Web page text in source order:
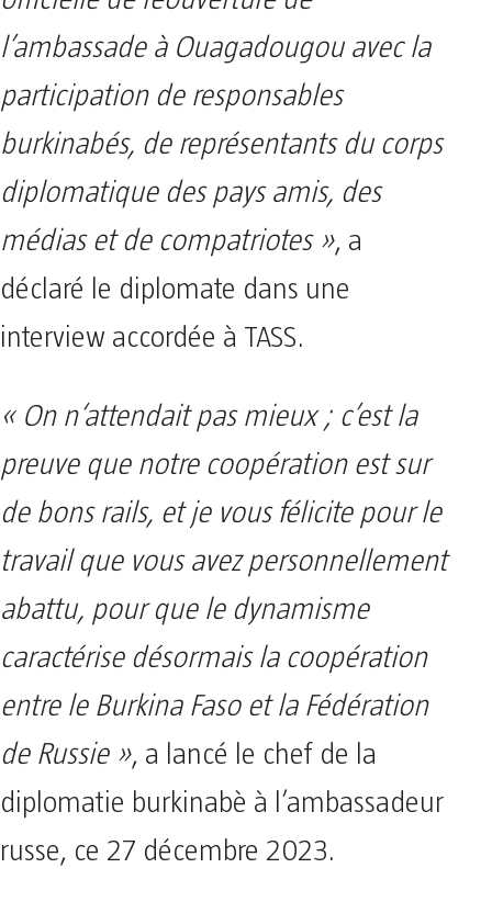
l’ambassade à Ouagadougou avec la
participation de responsables
burkinabés, de représentants du corps
diplomatique des pays amis, des
médias et de compatriotes », a
déclaré le diplomate dans une
interview accordée à TASS.
« On n‘attendait pas mieux ; c’est la
preuve que notre coopération est sur
de bons rails, et je vous félicite pour le
travail que vous avez personnellement
abattu, pour que le dynamisme
caractérise désormais la coopération
entre le Burkina Faso et la Fédération
de Russie », a lancé le chef de la
diplomatie burkinabè à l’ambassadeur
russe, ce 27 décembre 2023.